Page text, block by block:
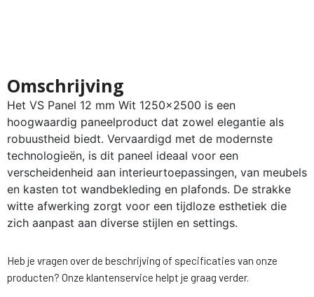
Omschrijving
Het VS Panel 12 mm Wit 1250×2500 is een
hoogwaardig paneelproduct dat zowel elegantie als
robuustheid biedt. Vervaardigd met de modernste
technologieën, is dit paneel ideaal voor een
verscheidenheid aan interieurtoepassingen, van meubels
en kasten tot wandbekleding en plafonds. De strakke
witte afwerking zorgt voor een tijdloze esthetiek die
zich aanpast aan diverse stijlen en settings.
Heb je vragen over de beschrijving of specificaties van onze
producten? Onze klantenservice helpt je graag verder.